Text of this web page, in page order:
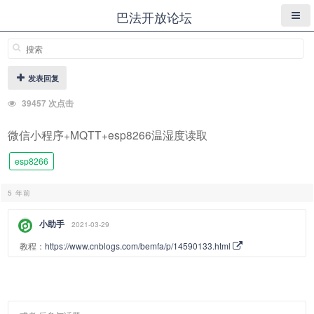
巴法开放论坛
发表回复
39457 次点击
微信小程序+MQTT+esp8266温湿度读取
esp8266
5 年前
小助手 2021-03-29
教程： https://www.cnblogs.com/bemfa/p/14590133.html